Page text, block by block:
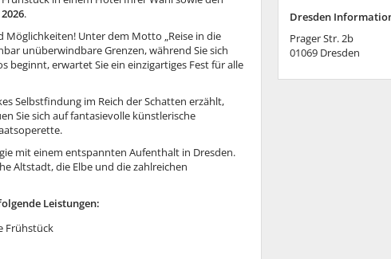
.
Möglichkeiten! Unter dem Motto „Reise in die
unüberwindbare Grenzen, während Sie sich
beginnt, erwartet Sie ein einzigartiges Fest für alle
Selbstfindung im Reich der Schatten erzählt,
Sie sich auf fantasievolle künstlerische
mit einem entspannten Aufenthalt in Dresden.
Altstadt, die Elbe und die zahlreichen
Leistungen:
Frühstück
Dresden
Prager Str. 2b
01069 Dresden